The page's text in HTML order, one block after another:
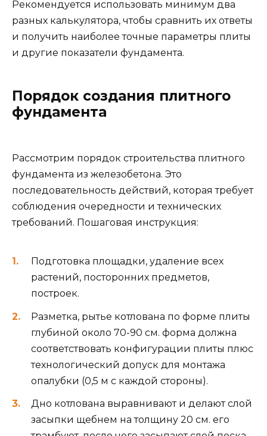
Рекомендуется использовать минимум два
разных калькулятора, чтобы сравнить их ответы
и получить наиболее точные параметры плиты
и другие показатели фундамента.
Порядок создания плитного
фундамента
Рассмотрим порядок строительства плитного
фундамента из железобетона. Это
последовательность действий, которая требует
соблюдения очередности и технических
требований. Пошаговая инструкция:
Подготовка площадки, удаление всех
растений, посторонних предметов,
построек.
Разметка, рытье котлована по форме плиты
глубиной около 70-90 см. форма должна
соответствовать конфигурации плиты плюс
технологический допуск для монтажа
опалубки (0,5 м с каждой стороны).
Дно котлована выравнивают и делают слой
засыпки щебнем на толщину 20 см. его